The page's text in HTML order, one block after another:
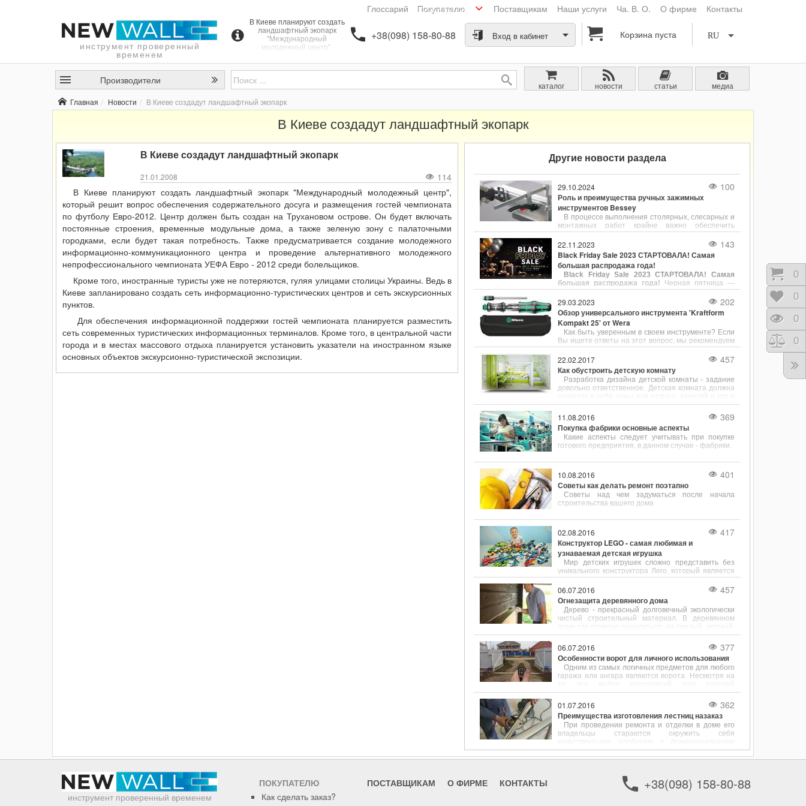
Глоссарий Покупателю Поставщикам Наши услуги Ча. В. О. О фирме Контакты
инструмент проверенный
временем
В Киеве планируют создать
ландшафтный экопарк
"Международный
молодежный центр",
обеспечения
содержательного досуга и
размещения гостей
чемпионата по футболу
+38(098) 158-80-88 RU
Корзина пуста
Вход в кабинет
Производители каталог новости статьи
медиа
Главная
Новости В Киеве создадут ландшафтный экопарк
В Киеве создадут ландшафтный экопарк
В Киеве создадут ландшафтный экопарк
21.01.2008
114
В Киеве планируют создать ландшафтный экопарк "Международный молодежный центр",
который решит вопрос обеспечения содержательного досуга и размещения гостей чемпионата
по футболу Евро-2012. Центр должен быть создан на Трухановом острове. Он будет включать
постоянные строения, временные модульные дома, а также зеленую зону с палаточными
городками, если будет такая потребность. Также предусматривается создание молодежного
информационно-коммуникационного центра и проведение альтернативного молодежного
непрофессионального чемпионата УЕФА Евро - 2012 среди болельщиков.
Кроме того, иностранные туристы уже не потеряются, гуляя улицами столицы Украины. Ведь в
Киеве запланировано создать сеть информационно-туристических центров и сеть экскурсионных
пунктов.
Для обеспечения информационной поддержки гостей чемпионата планируется разместить
сеть современных туристических информационных терминалов. Кроме того, в центральной части
города и в местах массового отдыха планируется установить указатели на иностранном языке
основных объектов экскурсионно-туристической экспозиции.
Другие новости раздела
29.10.2024 100
Роль и преимущества ручных зажимных
инструментов Bessey
В процессе выполнения столярных, слесарных и
монтажных работ крайне важно обеспечить
надёжное и точное фиксирование деталей.
Ручные зажимные инструменты, такие как
струбцины, являются незаменимыми
помощниками для удержания заготовок в нужном
положении. Одним из лидеров в производстве
струбцин является компания Bessey, известная
своей продукцией, сочетающей в себе надёжность,
22.11.2023 143
Black Friday Sale 2023 СТАРТОВАЛА! Самая
большая распродажа года!
Black Friday Sale 2023 СТАРТОВАЛА! Самая
большая распродажа года! Черная пятница —
самая большая распродажа года, которая пройдет
с 23.11.23 по 30.11.23 в магазине Newwall.kiev.ua.
Вас ждут скидки на все товары. Черная пятница —
тот день, когда можно совершить желаемую
покупку со скидкой на все товары вне зависимости
от суммы покупки.
29.03.2023 202
Обзор универсального инструмента 'Kraftform
Kompakt 25' от Wera
Как быть уверенным в своем инструменте? Если
Вы ищете ответы на этот вопрос, мы рекомендуем
обратить внимание на универсальный инструмент
"Kraftform Kompakt 25" от Wera. Этот инструмент
собрал в себе несколько полезных функций,
позволяющих с легкостью выполнять различные
задачи.
22.02.2017 457
Как обустроить детскую комнату
Разработка дизайна детской комнаты - задание
довольно ответственное. Детская комната должна
сочетать в себе зоны для отдыха, занятий и игр и
при этом быть безопасной для своего хозяина и
довольно просторной.
11.08.2016 369
Покупка фабрики основные аспекты
Какие аспекты следует учитывать при покупке
готового предприятия, в данном случае - фабрики.
10.08.2016 401
Советы как делать ремонт поэтапно
Советы над чем задуматься после начала
строительства вашего дома
02.08.2016 417
Конструктор LEGO - самая любимая и
узнаваемая детская игрушка
Мир детских игрушек сложно представить без
уникального конструктора Лего, который является
мечтой каждого ребенка. Основа успеха детского
конструктора - высокое качество деталей,
разнообразный ассортимент, простота и
универсальность.
06.07.2016 457
Огнезащита деревянного дома
Дерево - прекрасный долговечный экологически
чистый строительный материал. В деревянном
в нем даже дышится легко.
06.07.2016 377
Особенности ворот для личного использования
Одним из самых логичных предметов для любого
гаража или ангара являются ворота. Несмотря на
то, что выбор конструкций этих изделий
достаточно ограничен, с каждым днем
покупателям становится все сложнее
определиться со своей покупкой.
01.07.2016 362
Преимущества изготовления лестниц назаказ
При проведении ремонта и отделки в доме его
владельцы стараются окружить себя
качественными, удобными и функциональными
вещами. Если идет речь об обустройстве
двухэтажного дома или многоярусной квартиры,
Именно она выступает в роли связующего
элемента между этажами.
инструмент проверенный временем
+38(098) 158-80-88
ПОКУПАТЕЛЮ
Как сделать заказ?
ПОСТАВЩИКАМ О ФИРМЕ КОНТАКТЫ
0
0
0
0